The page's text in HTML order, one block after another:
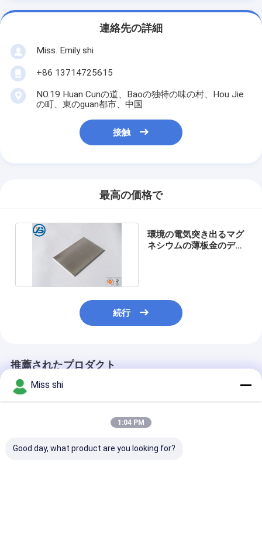
連絡先の詳細
Miss. Emily shi
+86 13714725615
NO.19 Huan Cunの道、Baoの独特の味の村、Hou Jie
の町、東のguan都市、中国
接触
最高の価格で
環境の電気突き出るマグ
ネシウムの薄板金のデジ
続行
推薦されたプロダクト
Miss shi
1:04 PM
Good day, what product are you looking for?